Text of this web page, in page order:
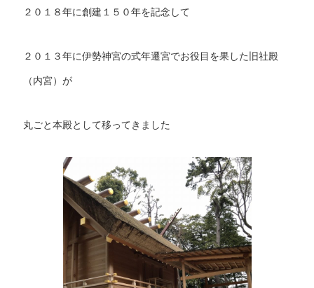
２０１８年に創建１５０年を記念して
２０１３年に伊勢神宮の式年遷宮でお役目を果した旧社殿
（内宮）が
丸ごと本殿として移ってきました